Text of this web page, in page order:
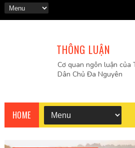
THÔNG LUẬN
Cơ quan ngôn luận của
Dân Chủ Đa Nguyên
HOME